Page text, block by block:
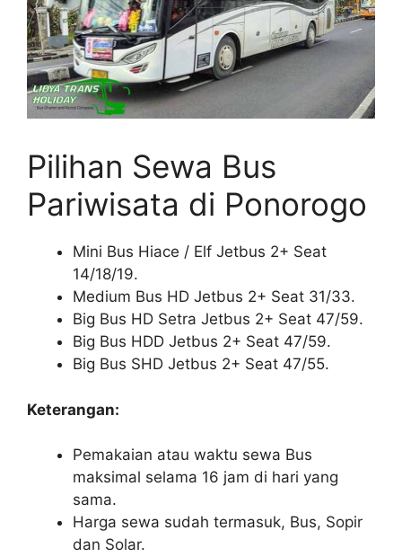
Pilihan Sewa Bus
Pariwisata di Ponorogo
Mini Bus Hiace / Elf Jetbus 2+ Seat
14/18/19.
Medium Bus HD Jetbus 2+ Seat 31/33.
Big Bus HD Setra Jetbus 2+ Seat 47/59.
Big Bus HDD Jetbus 2+ Seat 47/59.
Big Bus SHD Jetbus 2+ Seat 47/55.
Keterangan:
Pemakaian atau waktu sewa Bus
maksimal selama 16 jam di hari yang
sama.
Harga sewa sudah termasuk, Bus, Sopir
dan Solar.